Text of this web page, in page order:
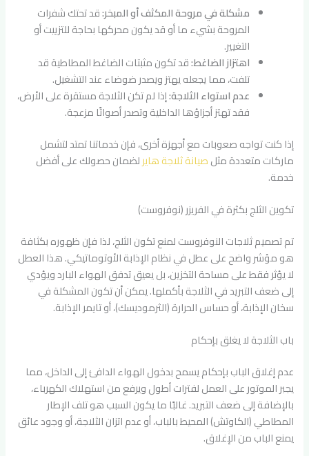
مشكلة في مروحة المكثف أو المبخر:قد تحتك شفرات
المروحة بشيء ما أو قد يكون محركها بحاجة للتزييت أو
التغيير.
اهتزاز الضاغط:قد تكون مثبتات الضاغط المطاطية قد
تلفت، مما يجعله يهتز ويصدر ضوضاء عند التشغيل.
عدم استواء الثلاجة:إذا لم تكن الثلاجة مستقرة على الأرض،
فقد تهتز أجزاؤها الداخلية وتصدر أصواتًا مزعجة.
إذا كنت تواجه صعوبات مع أجهزة أخرى، فإن خدماتنا تمتد لتشمل
ماركات متعددة مثلصيانة ثلاجة هايرلضمان حصولك على أفضل
خدمة.
تكوين الثلج بكثرة في الفريزر (نوفروست)
تم تصميم ثلاجات النوفروست لمنع تكون الثلج، لذا فإن ظهوره بكثافة
هو مؤشر واضح على عطل في نظام الإذابة الأوتوماتيكي. هذا العطل
لا يؤثر فقط على مساحة التخزين، بل يعيق تدفق الهواء البارد ويؤدي
إلى ضعف التبريد في الثلاجة بأكملها. يمكن أن تكون المشكلة في
سخان الإذابة، أو حساس الحرارة (الثرموديسك)، أو تايمر الإذابة.
باب الثلاجة لا يغلق بإحكام
عدم إغلاق الباب بإحكام يسمح بدخول الهواء الدافئ إلى الداخل، مما
يجبر الموتور على العمل لفترات أطول ويرفع من استهلاك الكهرباء،
بالإضافة إلى ضعف التبريد. غالبًا ما يكون السبب هو تلف الإطار
المطاطي (الكاوتش) المحيط بالباب، أو عدم اتزان الثلاجة، أو وجود عائق
يمنع الباب من الإغلاق.